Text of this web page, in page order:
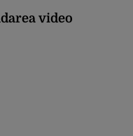
video